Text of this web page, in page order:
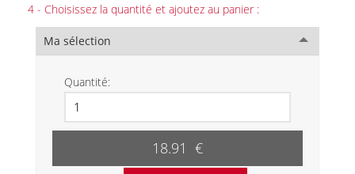
4 - Choisissez la quantité et ajoutez au panier :
Ma sélection
Quantité:
18.91 €